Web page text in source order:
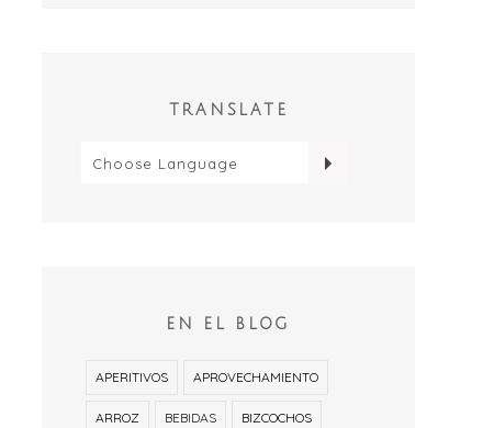
FÁCILES...
TRANSLATE
EN EL BLOG
APERITIVOS APROVECHAMIENTO
ARROZ BEBIDAS BIZCOCHOS